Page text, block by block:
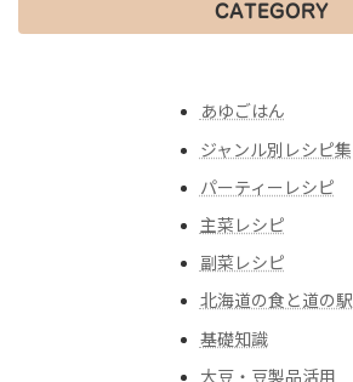
CATEGORY
あゆごはん
ジャンル別レシピ集
パーティーレシピ
主菜レシピ
副菜レシピ
北海道の食と道の駅
基礎知識
大豆・豆製品活用